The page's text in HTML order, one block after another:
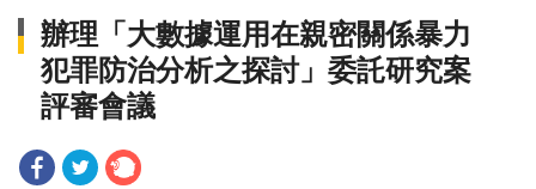
辦理「大數據運用在親密關係暴力
犯罪防治分析之探討」委託研究案
評審會議